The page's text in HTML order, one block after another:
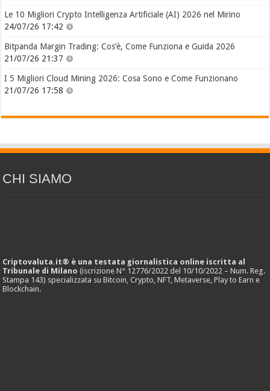
Le 10 Migliori Crypto Intelligenza Artificiale (AI) 2026 nel Mirino
24/07/26 17:42
Bitpanda Margin Trading: Cos’è, Come Funziona e Guida 2026
21/07/26 21:37
I 5 Migliori Cloud Mining 2026: Cosa Sono e Come Funzionano
21/07/26 17:58
CHI SIAMO
Criptovaluta.it® è una testata giornalistica online iscritta al
Tribunale di Milano (iscrizione N° 12776/2022 del 10/10/2022 – Num. Reg.
Stampa 143) specializzata su Bitcoin, Crypto, NFT, Metaverse, Play to Earn e
Blockchain.